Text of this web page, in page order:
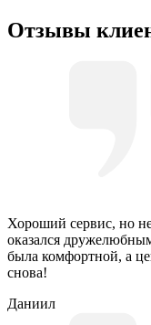
Отзывы
Хороший сервис, но
оказался
была комфортной, а
снова!
Даниил